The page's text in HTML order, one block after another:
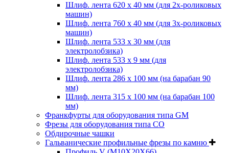
Шлиф. лента 620 х 40 мм (для 2х-роликовых
машин)
Шлиф. лента 760 х 40 мм (для 3х-роликовых
машин)
Шлиф. лента 533 х 30 мм (для
электролобзика)
Шлиф. лента 533 х 9 мм (для
электролобзика)
Шлиф. лента 286 х 100 мм (на барабан 90
мм)
Шлиф. лента 315 х 100 мм (на барабан 100
мм)
Франкфурты для оборудования типа GM
Фрезы для оборудования типа СО
Обдирочные чашки
Гальванические профильные фрезы по камню